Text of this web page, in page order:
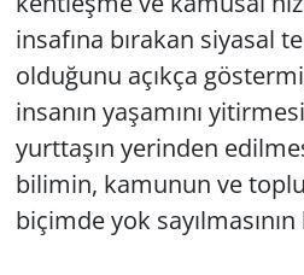
insafına bırakan siyasal
olduğunu açıkça
insanın yaşamını
yurttaşın yerinden
bilimin, kamunun ve
biçimde yok